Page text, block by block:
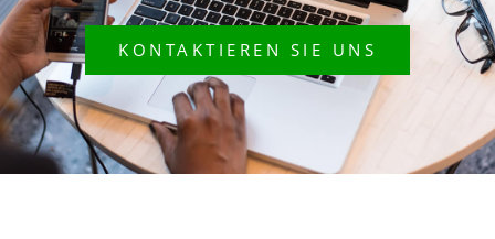
KONTAKTIEREN SIE UNS